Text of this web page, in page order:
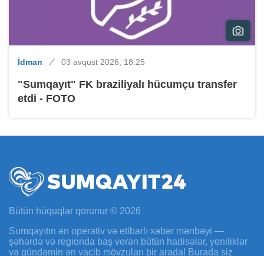
İdman 03 avqust 2026, 18:25
"Sumqayıt" FK braziliyalı hücumçu transfer
etdi - FOTO
Bütün hüquqlar qorunur © 2026
Sumqayıtın ən operativ və etibarlı xəbər mənbəyi —
şəhərdə və regionda baş verən bütün hadisələr, yeniliklər
və gündəmin ən vacib mövzuları bir arada! Burada siz